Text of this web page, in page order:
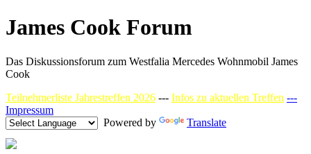
James Cook Forum
Das Diskussionsforum zum Westfalia Mercedes Wohnmobil James
Cook
Teilnehmerliste Jahrestreffen 2026 --- Infos zu aktuellen Treffen ---
Impressum
Powered by
Translate